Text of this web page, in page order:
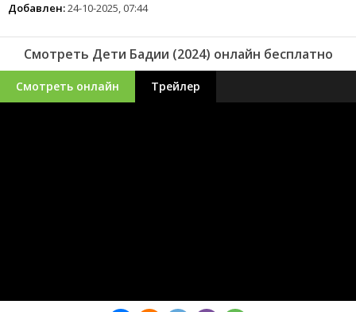
Добавлен:24-10-2025, 07:44
Смотреть Дети Бадии (2024) онлайн бесплатно
Смотреть онлайн Трейлер